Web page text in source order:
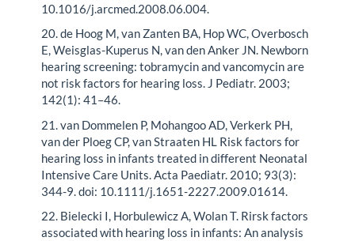
10.1016/j.arcmed.2008.06.004.
20. de Hoog M, van Zanten BA, Hop WC, Overbosch
E, Weisglas-Kuperus N, van den Anker JN. Newborn
hearing screening: tobramycin and vancomycin are
not risk factors for hearing loss. J Pediatr. 2003;
142(1): 41–46.
21. van Dommelen P, Mohangoo AD, Verkerk PH,
van der Ploeg CP, van Straaten HL Risk factors for
hearing loss in infants treated in different Neonatal
Intensive Care Units. Acta Paediatr. 2010; 93(3):
344-9. doi: 10.1111/j.1651-2227.2009.01614.
22. Bielecki I, Horbulewicz A, Wolan T. Rirsk factors
associated with hearing loss in infants: An analysis